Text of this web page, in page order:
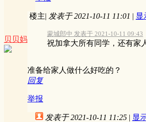
贝贝妈
楼主| 发表于 2021-10-11 11:01 | 显
蒙城郎中 发表于 2021-10-11 09:43
祝加拿大所有同学，还有家
准备给家人做什么好吃的？
回复
举报
发表于 2021-10-11 11:25 | 显